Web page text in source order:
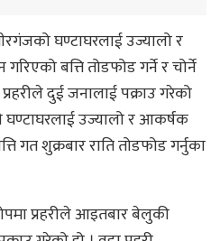
घण्टाघरलाई उज्यालो र
बत्ति तोडफोड गर्ने र चोर्ने
दुई जनालाई पक्राउ गरेको
घण्टाघरलाई उज्यालो र आकर्षक
गत शुक्रबार राति तोडफोड गर्नुका
प्रहरीले आइतबार बेलुकी